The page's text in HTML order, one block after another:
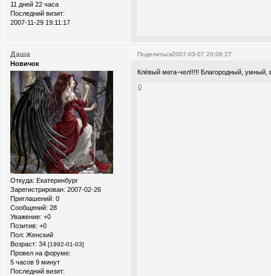
11 дней 22 часа
Последний визит:
2007-11-29 19:11:17
Поделиться2007-03-07 20:06:27
Даша
Новичок
Откуда: Екатеринбург
Зарегистрирован: 2007-02-26
Приглашений: 0
Сообщений: 28
Уважение: +0
Позитив: +0
Пол: Женский
Возраст: 34 [1992-01-03]
Провел на форуме:
5 часов 9 минут
Последний визит:
Клёвый мега-чел!!!!! Благородный, умный,
0